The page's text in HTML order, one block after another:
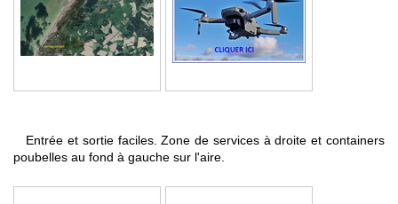
Entrée et sortie faciles. Zone de services à droite et containers
poubelles au fond à gauche sur l'aire.